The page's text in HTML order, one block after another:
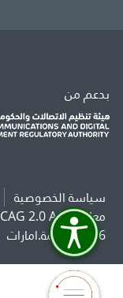
بدعم من
سياسة الخصوصية
معايير WCAG 2.0 AAA
2026 حكومة.امارات